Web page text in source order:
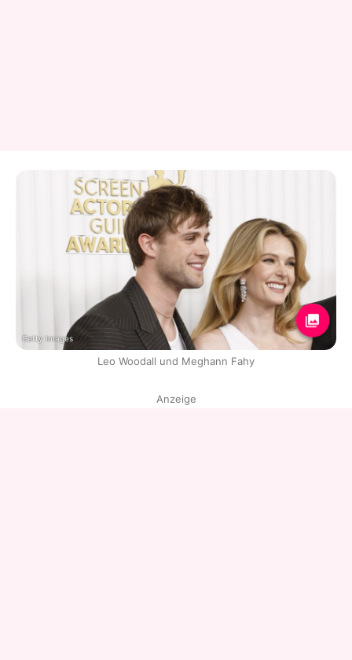
Getty Images
Leo Woodall und Meghann Fahy
Anzeige